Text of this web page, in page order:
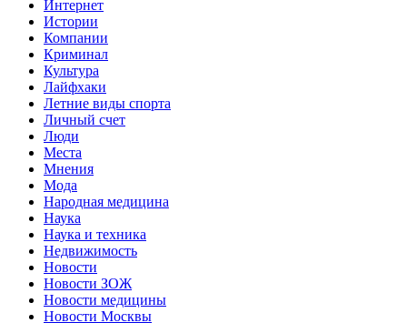
Интернет
Истории
Компании
Криминал
Культура
Лайфхаки
Летние виды спорта
Личный счет
Люди
Места
Мнения
Мода
Народная медицина
Наука
Наука и техника
Недвижимость
Новости
Новости ЗОЖ
Новости медицины
Новости Москвы